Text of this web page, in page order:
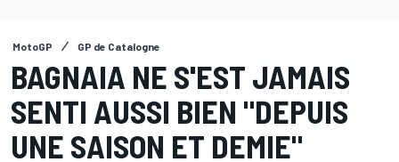
MotoGP GP de Catalogne
BAGNAIA NE S'EST JAMAIS
SENTI AUSSI BIEN "DEPUIS
UNE SAISON ET DEMIE"